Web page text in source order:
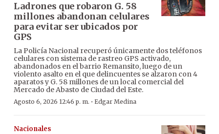
Ladrones que robaron G. 58
millones abandonan celulares
para evitar ser ubicados por
GPS
La Policía Nacional recuperó únicamente dos teléfonos
celulares con sistema de rastreo GPS activado,
abandonados en el barrio Remansito, luego de un
violento asalto en el que delincuentes se alzaron con 4
aparatos y G. 58 millones de un local comercial del
Mercado de Abasto de Ciudad del Este.
Agosto 6, 2026 12:46 p. m. · Edgar Medina
Nacionales